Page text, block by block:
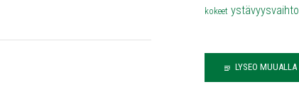
kokeet ystävyysvaihto
LYSEO MUUALLA